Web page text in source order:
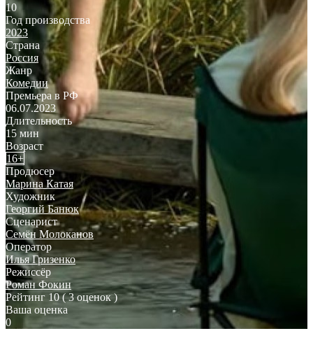
10
Год производства
2023
Страна
Россия
Жанр
Комедии
Премьера в РФ
06.07.2023
Длительность
15 мин
Возраст
16+
Продюсер
Марина Катая
Художник
Георгий Банюк
Сценарист
Семён Молоканов
Оператор
Илья Гризенко
Режиссёр
Роман Фокин
Рейтинг 10 ( 3 оценок )
Ваша оценка
0